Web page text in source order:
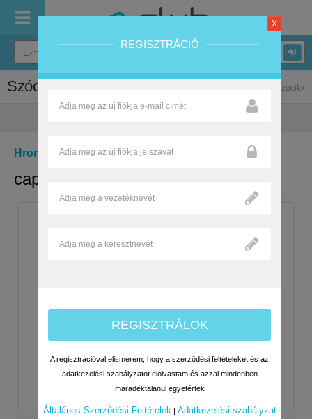
X
REGISZTRÁCIÓ
REGISZTRÁLOK
A regisztrációval elismerem, hogy a szerződési feltételeket és az
adatkezelési szabályzatot elolvastam és azzal mindenben
maradéktalanul egyetértek
Általános Szerződési Feltételek | Adatkezelési szabályzat
Szócikk szocikk
Hromek Jánosné 2017-12-16 20:59:11
cap